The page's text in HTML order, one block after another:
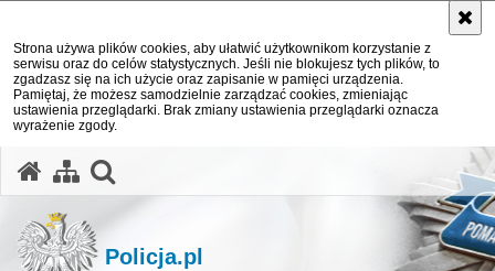
Strona używa plików cookies, aby ułatwić użytkownikom korzystanie z
serwisu oraz do celów statystycznych. Jeśli nie blokujesz tych plików, to
zgadzasz się na ich użycie oraz zapisanie w pamięci urządzenia.
Pamiętaj, że możesz samodzielnie zarządzać cookies, zmieniając
ustawienia przeglądarki. Brak zmiany ustawienia przeglądarki oznacza
wyrażenie zgody.
Policja.pl